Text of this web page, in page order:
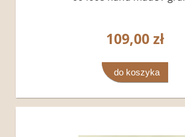
109,00 zł
do koszyka